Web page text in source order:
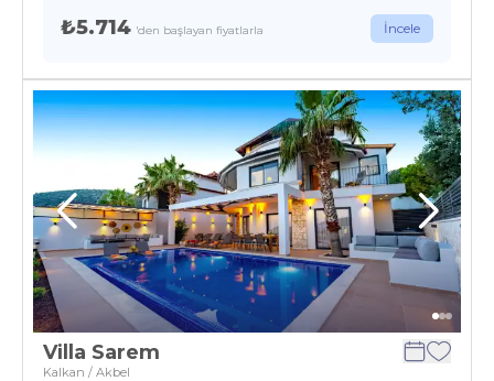
₺5.714 'den başlayan fiyatlarla İncele
Villa Sarem
Kalkan / Akbel